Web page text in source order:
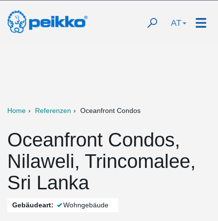
AT
Home Referenzen Oceanfront Condos
Oceanfront Condos,
Nilaweli, Trincomalee,
Sri Lanka
Gebäudeart: Wohngebäude